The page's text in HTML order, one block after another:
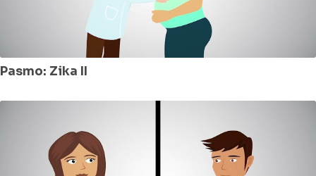
Pasmo: Zika II